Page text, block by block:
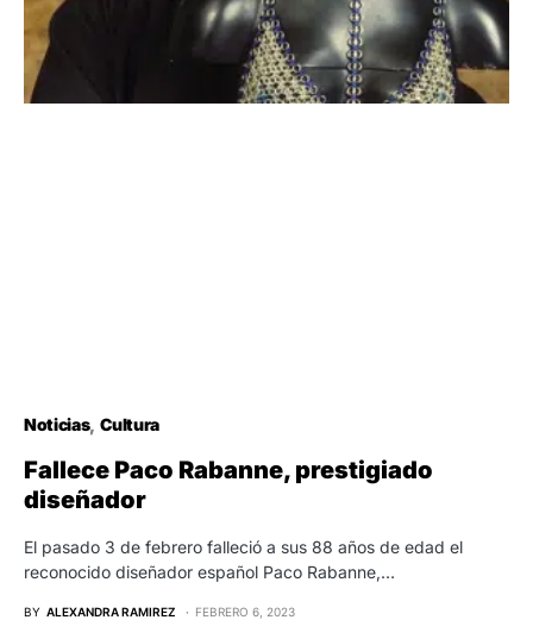
Noticias Cultura
Fallece Paco Rabanne, prestigiado
diseñador
El pasado 3 de febrero falleció a sus 88 años de edad el
reconocido diseñador español Paco Rabanne,…
BY ALEXANDRA RAMIREZ FEBRERO 6, 2023